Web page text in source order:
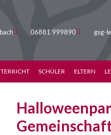
06881 999890 gsg-
SCHÜLER ELTERN